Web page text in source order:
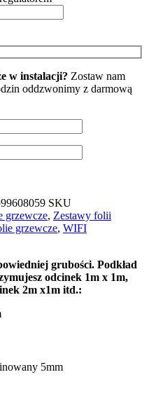
w instalacji? Zostaw nam
oddzwonimy z darmową
SKU
grzewcze, Zestawy folii
grzewcze, WIFI
grubości. Podkład
odcinek 1m x 1m,
2m x1m itd.:
5mm